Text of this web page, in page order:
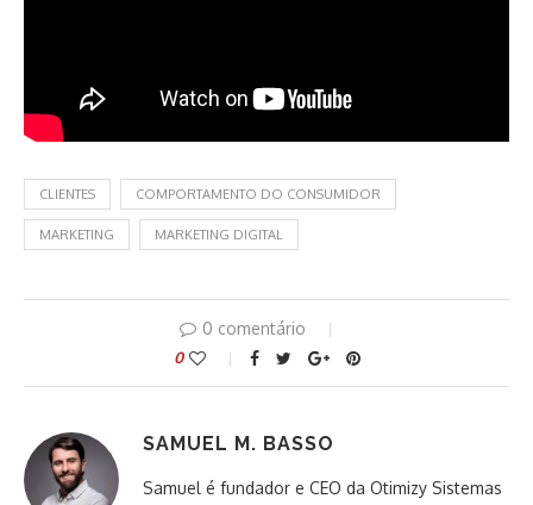
CLIENTES COMPORTAMENTO DO CONSUMIDOR
MARKETING MARKETING DIGITAL
0 comentário
0
SAMUEL M. BASSO
Samuel é fundador e CEO da Otimizy Sistemas